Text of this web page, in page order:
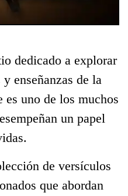
dedicado a explorar
enseñanzas de la
es uno de los muchos
un papel
de versículos
que abordan